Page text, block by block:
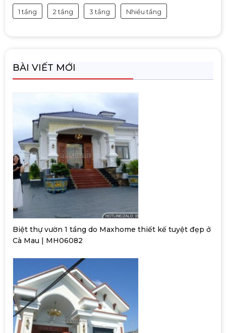
1 tầng 2 tầng 3 tầng Nhiều tầng
BÀI VIẾT MỚI
Biệt thự vườn 1 tầng do Maxhome thiết kế tuyệt đẹp ở
Cà Mau | MH06082